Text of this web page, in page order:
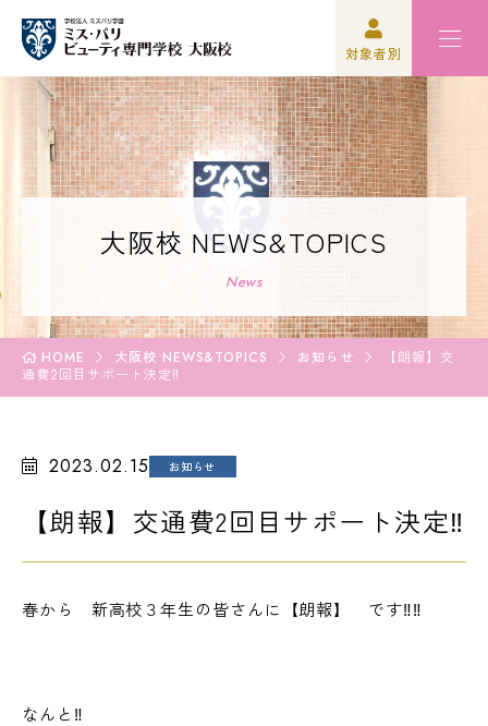
対象者別
高校3年生の方
再進学をご検討の方
保護者の方
企業の方
卒業生の方
ミスパリ紹介
学科紹介
オープンキャンパス
入学案内
学園生活
高校3年生の方
大阪校 NEWS&TOPICS
News
HOME 大阪校 NEWS&TOPICS お知らせ
【朗報】交
通費2回目サポート決定‼
2023.02.15 お知らせ
【朗報】交通費2回目サポート決定‼
春から 新高校３年生の皆さんに【朗報】 です‼‼
なんと‼